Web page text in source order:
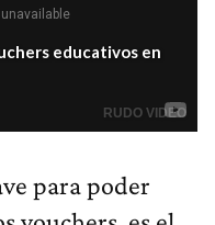
para poder